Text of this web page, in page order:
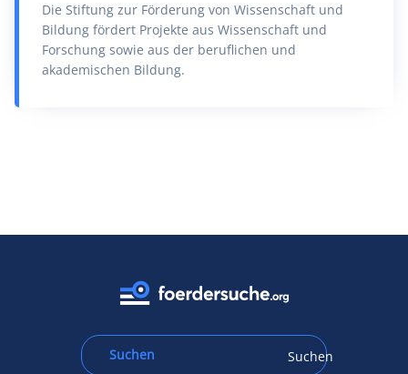
Die Stiftung zur Förderung von Wissenschaft und
Bildung fördert Projekte aus Wissenschaft und
Forschung sowie aus der beruflichen und
akademischen Bildung.
Suchen